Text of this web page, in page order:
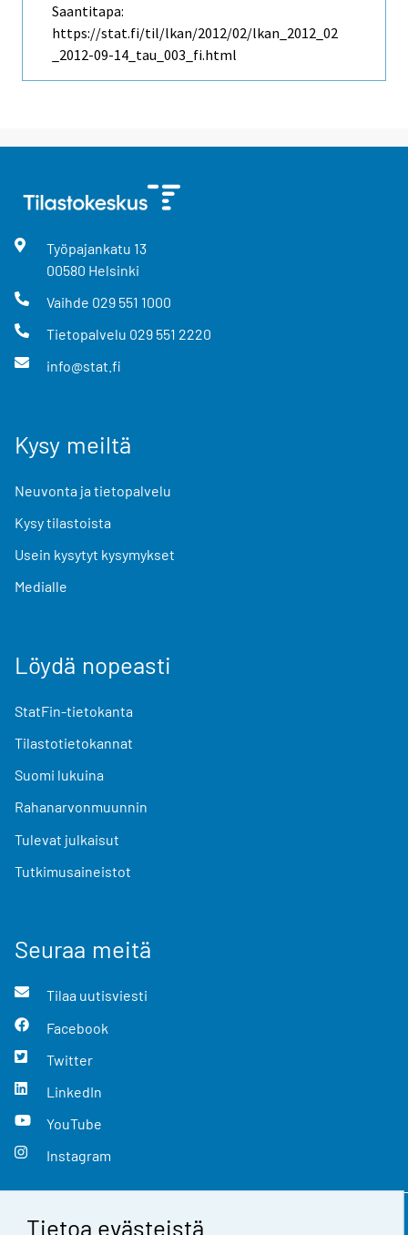
Tietoa evästeistä
Saantitapa:
https://stat.fi/til/lkan/2012/02/lkan_2012_02
_2012-09-14_tau_003_fi.html
Työpajankatu 13
00580 Helsinki
Vaihde 029 551 1000
Tietopalvelu 029 551 2220
info@stat.fi
Kysy meiltä
Neuvonta ja tietopalvelu
Kysy tilastoista
Usein kysytyt kysymykset
Medialle
Löydä nopeasti
StatFin-tietokanta
Tilastotietokannat
Suomi lukuina
Rahanarvonmuunnin
Tulevat julkaisut
Tutkimusaineistot
Seuraa meitä
Tilaa uutisviesti
Facebook
Twitter
LinkedIn
YouTube
Instagram